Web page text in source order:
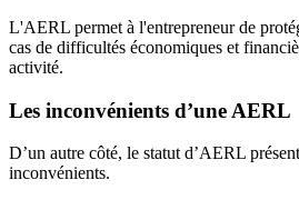
L'AERL permet à l'entrepreneur de
cas de difficultés économiques et
activité.
Les inconvénients d’une AERL
D’un autre côté, le statut d’AERL
inconvénients.